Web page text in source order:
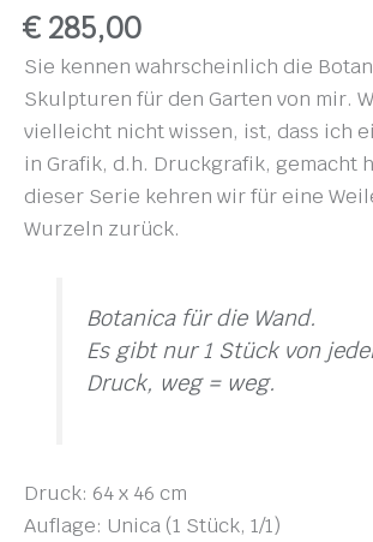
€ 285,00
Sie kennen wahrscheinlich die
Skulpturen für den Garten von mir.
vielleicht nicht wissen, ist, dass ich
in Grafik, d.h. Druckgrafik, gemacht
dieser Serie kehren wir für eine
Wurzeln zurück.
Botanica für die Wand.
Es gibt nur 1 Stück von
Druck, weg = weg.
Druck: 64 x 46 cm
Auflage: Unica (1 Stück, 1/1)